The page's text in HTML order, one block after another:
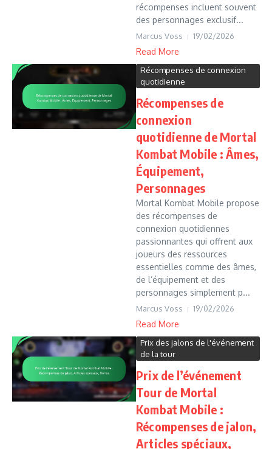
récompenses incluent souvent
des personnages exclusif...
Marcus Voss 19/02/2026
Read More
Récompenses de connexion
quotidienne
Récompenses de
connexion
quotidienne de Mortal
Kombat Mobile : Âmes,
Équipement,
Personnages
Mortal Kombat Mobile propose
des récompenses de
connexion quotidiennes
passionnantes qui offrent aux
joueurs des ressources
essentielles comme des âmes,
de l’équipement et des
personnages simplement p...
Marcus Voss 19/02/2026
Read More
Prix des jalons de l'événement
de la tour
Prix de l’événement
Tour de Mortal
Kombat Mobile :
Récompenses de jalon,
Articles spéciaux,